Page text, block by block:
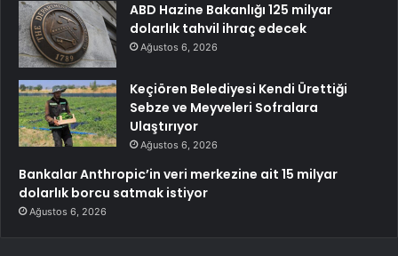
ABD Hazine Bakanlığı 125 milyar
dolarlık tahvil ihraç edecek
Ağustos 6, 2026
Keçiören Belediyesi Kendi Ürettiği
Sebze ve Meyveleri Sofralara
Ulaştırıyor
Ağustos 6, 2026
Bankalar Anthropic’in veri merkezine ait 15 milyar
dolarlık borcu satmak istiyor
Ağustos 6, 2026